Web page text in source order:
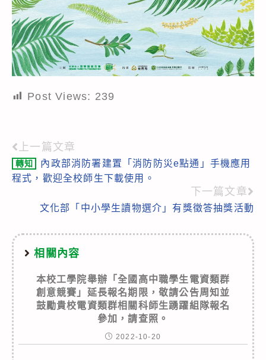
Post Views: 239
Read
more
上一篇文章
轉知
內政部消防署建置「消防防災e點通」手機應用
程式，歡迎全校師生下載使用。
下一篇文章
文化部「中小學生讀物選介」有獎徵答抽獎活動
相關內容
本校工學院舉辦「全國高中職學生電資類群
創意競賽」延長報名期限，敬請公告周知並
鼓勵貴校電資類群相關科師生踴躍組隊報名
參加，請查照。
2022-10-20